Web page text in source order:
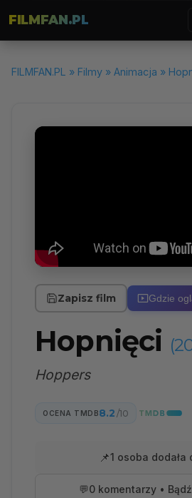
FILMFAN.PL
FILMFAN.PL » Filmy » Animacja »
Zapisz film Gdzie
Hopnięci
Hoppers
OCENA TMDB8.2 /10
📌1 osoba dodała
💬0 komentarzy •